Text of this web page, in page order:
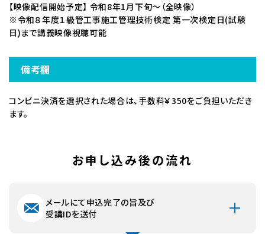
分納される場合がございます。
教材発送・映像配信については【講座の概要】の備考欄をご
確認ください。
す。
【銀行振込】
お申込み確認後に振込口座をご連絡いたします。
問い合わせフォームよりご連絡ください。返品方法をEメール
にてご連絡いたします。
【映像配信開始予定】 令和8年1月下旬～（全映像）
※令和８年度１級管工事施工管理技術検定 第一次検定日(試験
日)まで講義映像視聴可能
備考欄
コンビニ決済を選択された場合は、手数料￥350をご負担いただき
ます。
お申し込み後の流れ
メールにて申込完了の旨及び
受講IDを送付